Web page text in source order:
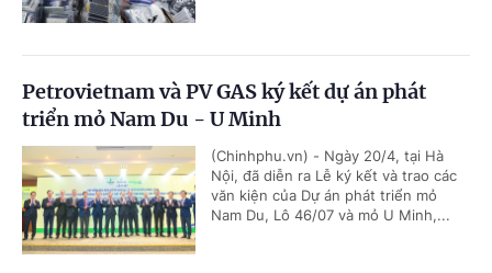
Petrovietnam và PV GAS ký kết dự án phát
triển mỏ Nam Du - U Minh
(Chinhphu.vn) - Ngày 20/4, tại Hà
Nội, đã diễn ra Lễ ký kết và trao các
văn kiện của Dự án phát triển mỏ
Nam Du, Lô 46/07 và mỏ U Minh,...